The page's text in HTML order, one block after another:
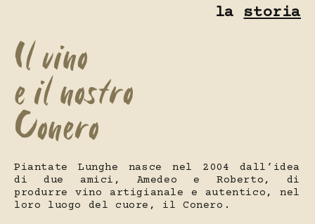
lastoria
Il vino
e il nostro
Conero
Piantate Lunghe nasce nel 2004 dall’idea
di due amici, Amedeo e Roberto, di
produrre vino artigianale e autentico, nel
loro luogo del cuore, il Conero.